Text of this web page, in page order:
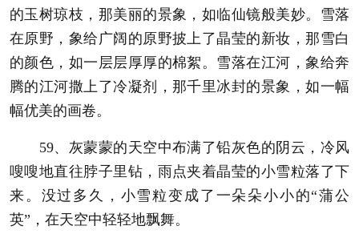
的玉树琼枝，那美丽的景象，如临仙镜般美妙。雪落
在原野，象给广阔的原野披上了晶莹的新妆，那雪白
的颜色，如一层层厚厚的棉絮。雪落在江河，象给奔
腾的江河撒上了冷凝剂，那千里冰封的景象，如一幅
幅优美的画卷。
59、灰蒙蒙的天空中布满了铅灰色的阴云，冷风
嗖嗖地直往脖子里钻，雨点夹着晶莹的小雪粒落了下
来。没过多久，小雪粒变成了一朵朵小小的“蒲公
英”，在天空中轻轻地飘舞。